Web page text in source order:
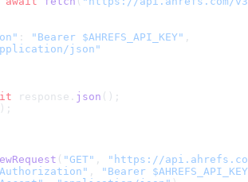
: "Bearer $AHREFS_API_KEY" ,
json"
response. json ();
( "GET" , " https://
,
"Bearer